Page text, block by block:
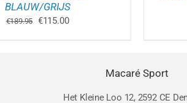
BLAUW/GRIJS
€189.95 Oorspronkelijke
€115.00Huidige
Macaré Sport
Het Kleine Loo 12, 2592 CE